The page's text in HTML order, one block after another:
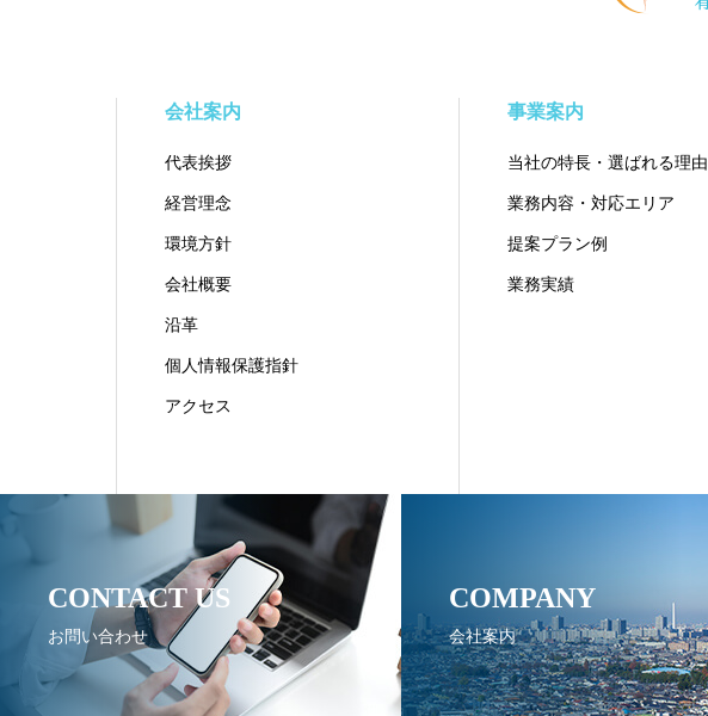
会社案内
代表挨拶
経営理念
環境方針
会社概要
沿革
個人情報保護指針
アクセス
事業案内
当社の特長・選ばれる理由
業務内容・対応エリア
提案プラン例
業務実績
CONTACT US
お問い合わせ
COMPANY
会社案内